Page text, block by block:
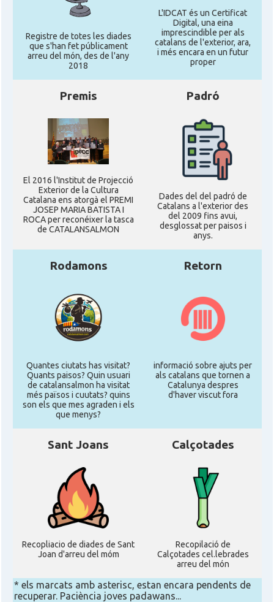
Registre de totes les diades
que s'han fet públicament
arreu del món, des de l'any
2018
L'IDCAT és un Certificat
Digital, una eina
imprescindible per als
catalans de l'exterior, ara,
i més encara en un futur
proper
Premis
El 2016 l'Institut de Projecció
Exterior de la Cultura
Catalana ens atorgà el PREMI
JOSEP MARIA BATISTA I
ROCA per reconéixer la tasca
de CATALANSALMON
Padró
Dades del del padró de
Catalans a l'exterior des
del 2009 fins avui,
desglossat per paisos i
anys.
Rodamons
Quantes ciutats has visitat?
Quants paisos? Quin usuari
de catalansalmon ha visitat
més països i cuutats? quins
son els que mes agraden i els
que menys?
Retorn
informació sobre ajuts per
als catalans que tornen a
Catalunya despres
d'haver viscut fora
Sant Joans
Recopliacio de diades de Sant
Joan d'arreu del móm
Calçotades
Recopilació de
Calçotades cel.lebrades
arreu del món
* els marcats amb asterisc, estan encara pendents de
recuperar. Paciència joves padawans...